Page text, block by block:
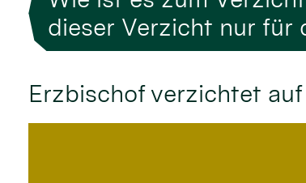
dieser Verzicht nur für
Erzbischof verzichtet